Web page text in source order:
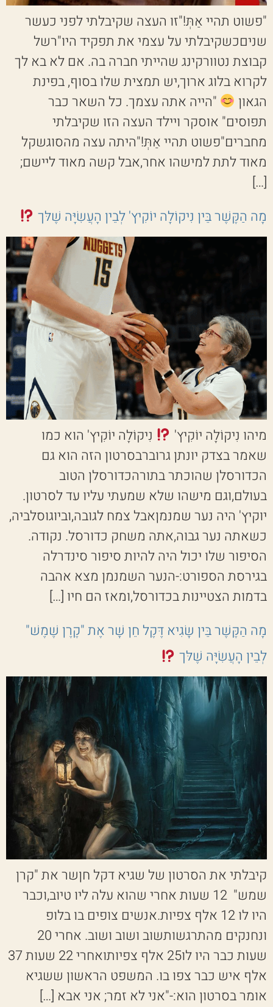
"פשוט תהיי אַתְּ!"זו העצה שקיבלתי לפני כעשר
שניםכשקיבלתי על עצמי את תפקיד היו"רשל
קבוצת נטוורקינג שהייתי חברה בה. אם לא בא לך
לקרוא בלוג ארוך,יש תמצית שלו בסוף, בפינת
הגאון
"הייה אתה עצמך. כל השאר כבר
תפוסים" אוסקר ויילד העצה הזו שקיבלתי
מחברים"פשוט תהיי אַתְּ!"היתה עצה מהסוגשקל
מאוד לתת למישהו אחר,אבל קשה מאוד ליישם;
[…]
מָה הַקֶּשֶׁר בֵּין נִיקוֹלָה יוֹקִיץ' לְבֵין הָעֲשִׂיָּה שֶׁלּך
מיהו נִיקוֹלָה יוֹקִיץ'
נִיקוֹלָה יוֹקִיץ' הוא כמו
שאמר בצדק יונתן גרוברבסרטון הזה הוא גם
הכדורסלן שהוכתר בתורהכדורסלן הטוב
בעולם,וגם מישהו שלא שמעתי עליו עד לסרטון.
יוקיץ' היה נער שמנמןאבל צמח לגובה,וביוגוסלביה,
כשאתה נער גבוה,אתה משחק כדורסל. נקודה.
הסיפור שלו יכול היה להיות סיפור סינדרלה
בגירסת הספורט:-הנער השמנמן מצא אהבה
בדמות הצטיינות בכדורסל,ומאז הם חיו […]
מָה הַקֶּשֶׁר בֵּין שָׂגִיא דֶּקֶל חֵן שָׁר אֶת "קֶרֶן שֶׁמֶשׁ"
לְבֵין הָעֲשִׂיָּה שֶׁלּך
קיבלתי את הסרטון של שגיא דקל חןשר את "קרן
שמש" 12 שעות אחרי שהוא עלה ליו טיוב,וכבר
היו לו 12 אלף צפיות.אנשים צופים בו בלופ
ונחנקים מהתרגשותשוב ושוב ושוב. אחרי 20
שעות כבר היו לו25 אלף צפיותואחרי 22 שעות 37
אלף איש כבר צפו בו. המשפט הראשון ששגיא
אומר בסרטון הוא:-"אני לא זמר; אני אבא […]